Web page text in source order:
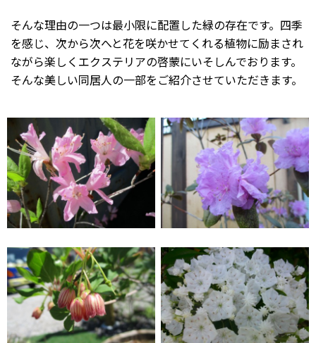
そんな理由の一つは最小限に配置した緑の存在です。四季
を感じ、次から次へと花を咲かせてくれる植物に励まされ
ながら楽しくエクステリアの啓蒙にいそしんでおります。
そんな美しい同居人の一部をご紹介させていただきます。